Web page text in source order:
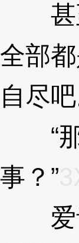
甚至
全部
自尽吧
“那
事？”
爱音